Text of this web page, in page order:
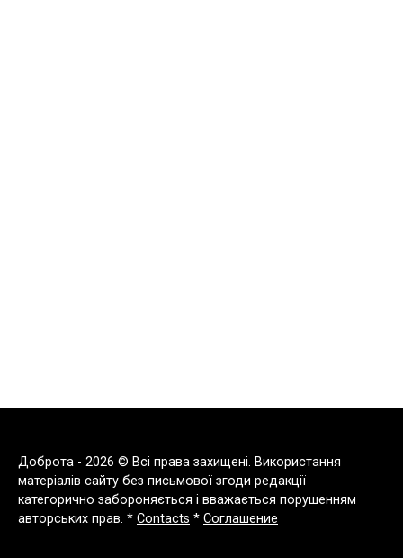
Доброта - 2026 © Всі права захищені. Використання
матеріалів сайту без письмової згоди редакції
категорично забороняється і вважається порушенням
авторських прав. * Contacts * Соглашение